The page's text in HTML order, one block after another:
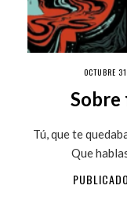
OCTUBRE
Tú, que te
Que